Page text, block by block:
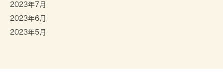
2023年7月
2023年6月
2023年5月